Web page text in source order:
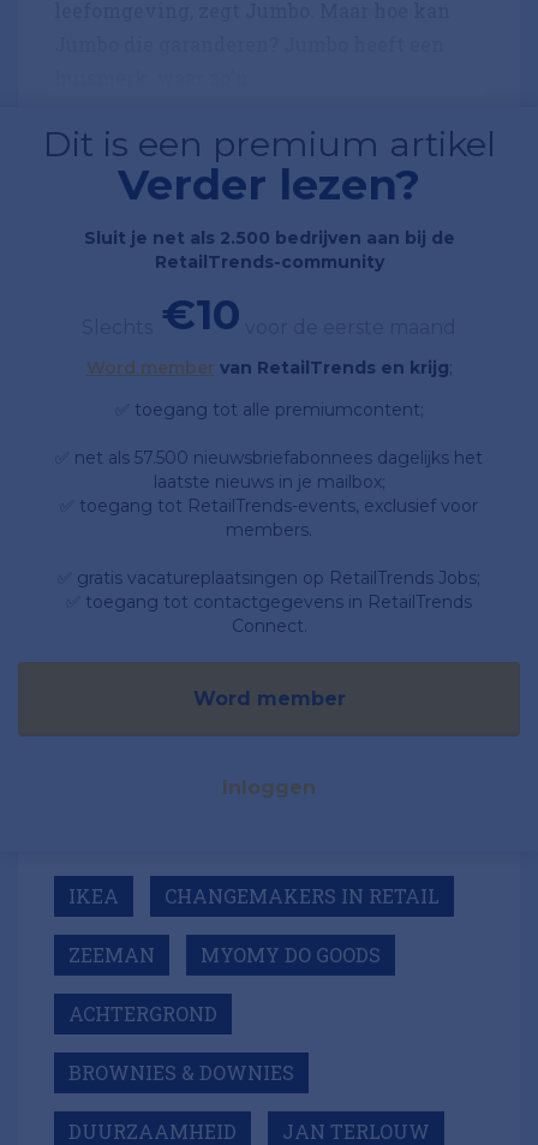
Dit is een premium artikel
Verder lezen?
Sluit je net als 2.500 bedrijven aan bij de
RetailTrends-community
€10
Word member van RetailTrends en krijg;
✅ toegang tot alle premiumcontent;
✅ net als 57.500 nieuwsbriefabonnees dagelijks het
laatste nieuws in je mailbox;
✅ toegang tot RetailTrends-events, exclusief voor
members.
✅ gratis vacatureplaatsingen op RetailTrends Jobs;
✅ toegang tot contactgegevens in RetailTrends
Connect.
Word member
Inloggen
IKEA CHANGEMAKERS IN RETAIL
ZEEMAN MYOMY DO GOODS
ACHTERGROND
BROWNIES & DOWNIES
DUURZAAMHEID JAN TERLOUW